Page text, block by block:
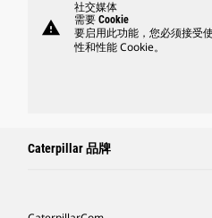
warning
社交媒体
需要 Cookie
要启用此功能，您必须接受
性和性能 Cookie。
Caterpillar 品牌